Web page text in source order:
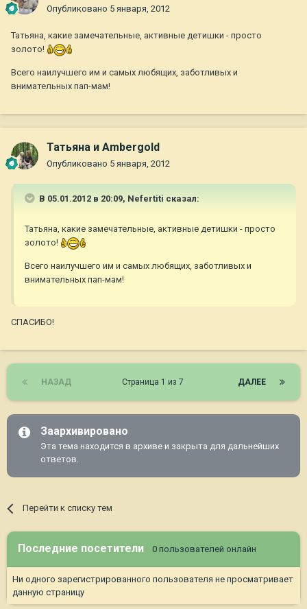
Опубликовано 5 января, 2012
Татьяна, какие замечательные, активные детишки - просто
золото!
Всего наилучшего им и самых любящих, заботливых и
внимательных пап-мам!
Татьяна и Ambergold
Опубликовано 5 января, 2012
В 05.01.2012 в 20:09, Nefertiti сказал:
Татьяна, какие замечательные, активные детишки - просто
золото!
Всего наилучшего им и самых любящих, заботливых и
внимательных пап-мам!
СПАСИБО!
НАЗАД ДАЛЕЕ
Страница 1 из 7
Заархивировано
Эта тема находится в архиве и закрыта для дальнейших
ответов.
Перейти к списку тем
Последние посетители 0 пользователей онлайн
Ни одного зарегистрированного пользователя не просматривает
данную страницу